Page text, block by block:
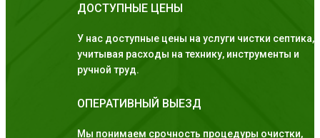
ДОСТУПНЫЕ ЦЕНЫ
У нас доступные цены на услуги чистки септика,
учитывая расходы на технику, инструменты и
ручной труд.
ОПЕРАТИВНЫЙ ВЫЕЗД
Мы понимаем срочность процедуры очистки,